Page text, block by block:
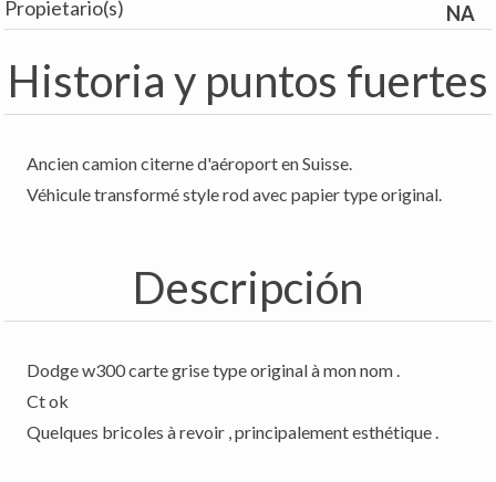
Propietario(s)
NA
Historia y puntos fuertes
Ancien camion citerne d'aéroport en Suisse.
Véhicule transformé style rod avec papier type original.
Descripción
Dodge w300 carte grise type original à mon nom .
Ct ok
Quelques bricoles à revoir , principalement esthétique .